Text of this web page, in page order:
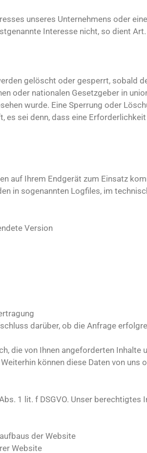
unseres Unternehmens oder
Interesse nicht, so dient
gelöscht oder gesperrt, sobald
oder nationalen Gesetzgeber in
wurde. Eine Sperrung oder
sei denn, dass eine
auf Ihrem Endgerät zum Einsatz
in sogenannten Logfiles, im
Version
darüber, ob die Anfrage
die von Ihnen angeforderten
können diese Daten von
1 lit. f DSGVO. Unser
der Website
Website